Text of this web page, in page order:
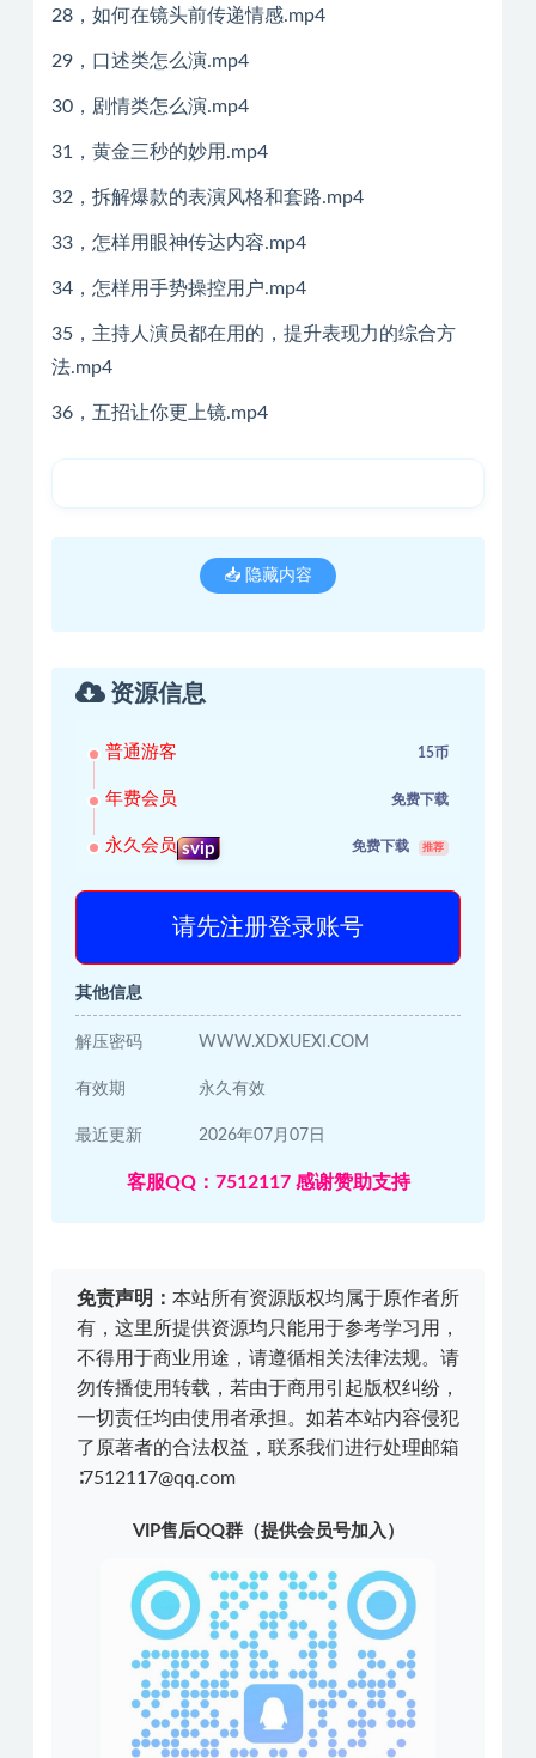
28，如何在镜头前传递情感.mp4
29，口述类怎么演.mp4
30，剧情类怎么演.mp4
31，黄金三秒的妙用.mp4
32，拆解爆款的表演风格和套路.mp4
33，怎样用眼神传达内容.mp4
34，怎样用手势操控用户.mp4
35，主持人演员都在用的，提升表现力的综合方
法.mp4
36，五招让你更上镜.mp4
📥 隐藏内容
资源信息
普通游客 15币
年费会员 免费下载
永久会员 svip 免费下载 推荐
请先注册登录账号
其他信息
解压密码 WWW.XDXUEXI.COM
有效期 永久有效
最近更新 2026年07月07日
客服QQ：7512117 感谢赞助支持
免责声明： 本站所有资源版权均属于原作者所
有，这里所提供资源均只能用于参考学习用，
不得用于商业用途，请遵循相关法律法规。请
勿传播使用转载，若由于商用引起版权纠纷，
一切责任均由使用者承担。如若本站内容侵犯
了原著者的合法权益，联系我们进行处理邮箱
∶7512117@qq.com
VIP售后QQ群（提供会员号加入）